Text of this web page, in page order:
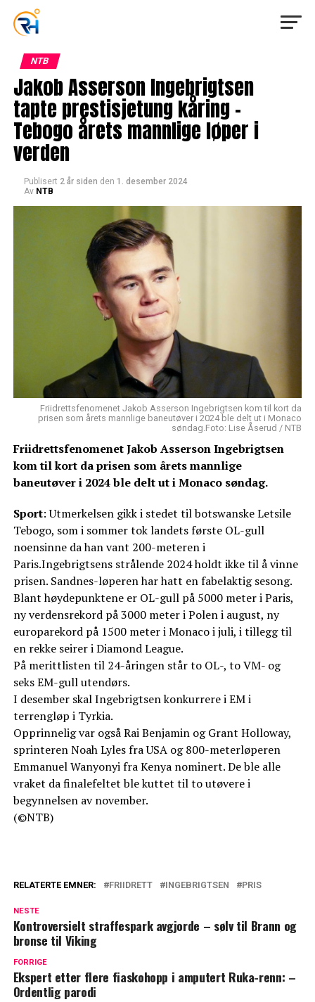
NTB
Jakob Asserson Ingebrigtsen
tapte prestisjetung kåring –
Tebogo årets mannlige løper i
verden
Publisert 2 år siden den 1. desember 2024
Av NTB
Friidrettsfenomenet Jakob Asserson Ingebrigtsen kom til kort da
prisen som årets mannlige baneutøver i 2024 ble delt ut i Monaco
søndag.Foto: Lise Åserud / NTB
Friidrettsfenomenet Jakob Asserson Ingebrigtsen
kom til kort da prisen som årets mannlige
baneutøver i 2024 ble delt ut i Monaco søndag.
Sport: Utmerkelsen gikk i stedet til botswanske Letsile
Tebogo, som i sommer tok landets første OL-gull
noensinne da han vant 200-meteren i
Paris.Ingebrigtsens strålende 2024 holdt ikke til å vinne
prisen. Sandnes-løperen har hatt en fabelaktig sesong.
Blant høydepunktene er OL-gull på 5000 meter i Paris,
ny verdensrekord på 3000 meter i Polen i august, ny
europarekord på 1500 meter i Monaco i juli, i tillegg til
en rekke seirer i Diamond League.
På merittlisten til 24-åringen står to OL-, to VM- og
seks EM-gull utendørs.
I desember skal Ingebrigtsen konkurrere i EM i
terrengløp i Tyrkia.
Opprinnelig var også Rai Benjamin og Grant Holloway,
sprinteren Noah Lyles fra USA og 800-meterløperen
Emmanuel Wanyonyi fra Kenya nominert. De ble alle
vraket da finalefeltet ble kuttet til to utøvere i
begynnelsen av november.
(©NTB)
RELATERTE EMNER: FRIIDRETT INGEBRIGTSEN PRIS
NESTE
Kontroversielt straffespark avgjorde – sølv til Brann og
bronse til Viking
FORRIGE
Ekspert etter flere fiaskohopp i amputert Ruka-renn: –
Ordentlig parodi